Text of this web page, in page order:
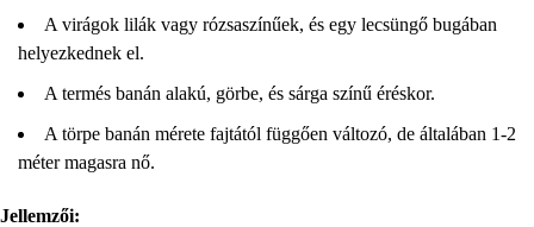
A virágok lilák vagy rózsaszínűek, és egy lecsüngő bugában
helyezkednek el.
A termés banán alakú, görbe, és sárga színű éréskor.
A törpe banán mérete fajtától függően változó, de általában 1-2
méter magasra nő.
Jellemzői: